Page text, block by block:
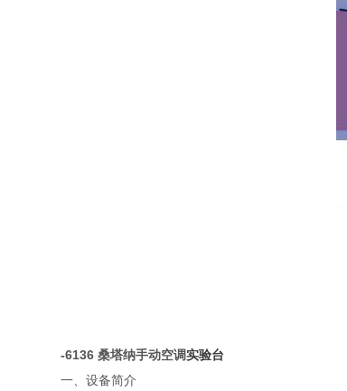
-6136 桑塔纳手动空调实验台
一、设备简介